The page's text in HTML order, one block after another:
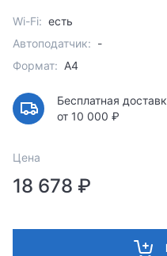
Wi-Fi: есть
Автоподатчик: -
Формат: A4
Бесплатная
от 10 000 ₽
Цена
18 678 ₽